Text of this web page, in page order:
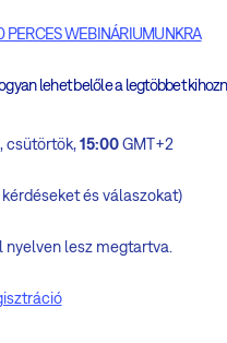
PERCES WEBINÁRIUMUNKRA
lehet belőle a legtöbbet
csütörtök,15:00GMT+2
és válaszokat)
nyelven lesz megtartva.